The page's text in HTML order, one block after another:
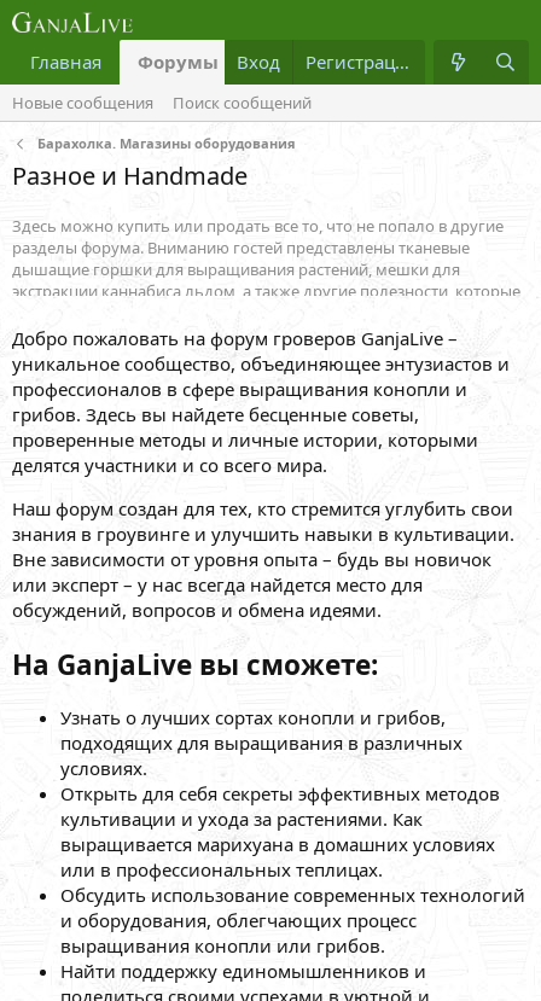
Главная Форумы Что нового? Медиа
Вход Регистрация
Новые сообщения Поиск сообщений
Барахолка. Магазины оборудования
Разное и Handmade
Здесь можно купить или продать все то, что не попало в другие
разделы форума. Вниманию гостей представлены тканевые
дышащие горшки для выращивания растений, мешки для
экстракции каннабиса льдом, а также другие полезности, которые
заслуживают вещи ручной работы (Handmade). На нашем форуме
о выращивании проходит бесплатная раздача вещей для
гровинга,бесплатная помощь в выращивании марихуаны, и
многое другое что не жаль отдать на благо общества.
Добро пожаловать на форум гроверов GanjaLive –
уникальное сообщество, объединяющее энтузиастов и
профессионалов в сфере выращивания конопли и
грибов. Здесь вы найдете бесценные советы,
проверенные методы и личные истории, которыми
делятся участники и со всего мира.
Наш форум создан для тех, кто стремится углубить свои
знания в гроувинге и улучшить навыки в культивации.
Вне зависимости от уровня опыта – будь вы новичок
или эксперт – у нас всегда найдется место для
обсуждений, вопросов и обмена идеями.
На GanjaLive вы сможете:
Узнать о лучших сортах конопли и грибов,
подходящих для выращивания в различных
условиях.
Открыть для себя секреты эффективных методов
культивации и ухода за растениями. Как
выращивается марихуана в домашних условиях
или в профессиональных теплицах.
Обсудить использование современных технологий
и оборудования, облегчающих процесс
выращивания конопли или грибов.
Найти поддержку единомышленников и